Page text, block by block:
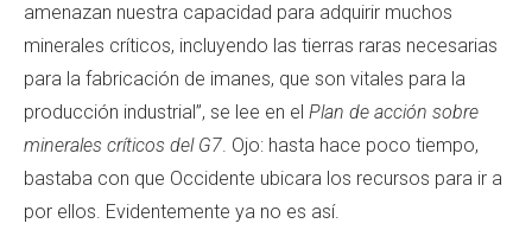
amenazan nuestra capacidad para adquirir muchos
minerales críticos, incluyendo las tierras raras necesarias
para la fabricación de imanes, que son vitales para la
producción industrial”, se lee en el Plan de acción sobre
minerales críticos del G7. Ojo: hasta hace poco tiempo,
bastaba con que Occidente ubicara los recursos para ir a
por ellos. Evidentemente ya no es así.